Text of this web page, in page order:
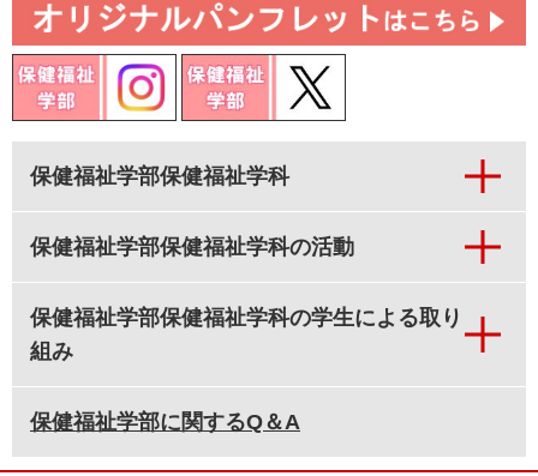
保健福祉学部保健福祉学科
保健福祉学部保健福祉学科の活動
保健福祉学部保健福祉学科の学生による取り
組み
保健福祉学部に関するQ＆A